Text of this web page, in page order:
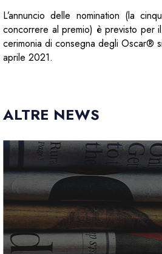
L’annuncio delle nomination (la
concorrere al premio) è previsto per
cerimonia di consegna degli Oscar®
aprile 2021.
ALTRE NEWS